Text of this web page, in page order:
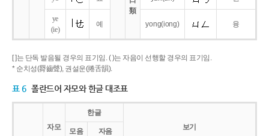
類
ye
(ie)
예 yong(iong) 융
[ ]는 단독 발음될 경우의 표기임. ( )는 자음이 선행할 경우의 표기임.
* 순치성(脣齒聲), 권설운(捲舌韻).
표 6 폴란드어 자모와 한글 대조표
자모
한글
보기
모음
자음